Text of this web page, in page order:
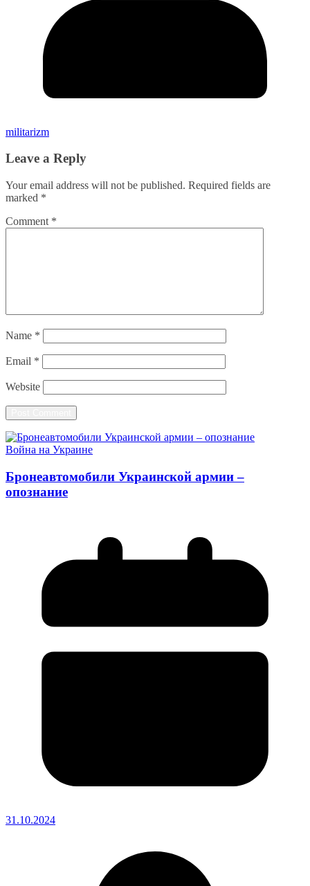
militarizm
Leave a Reply
Your email address will not be published. Required fields are
marked *
Comment *
Name *
Email *
Website
Война на Украине
Бронеавтомобили Украинской армии –
опознание
31.10.2024